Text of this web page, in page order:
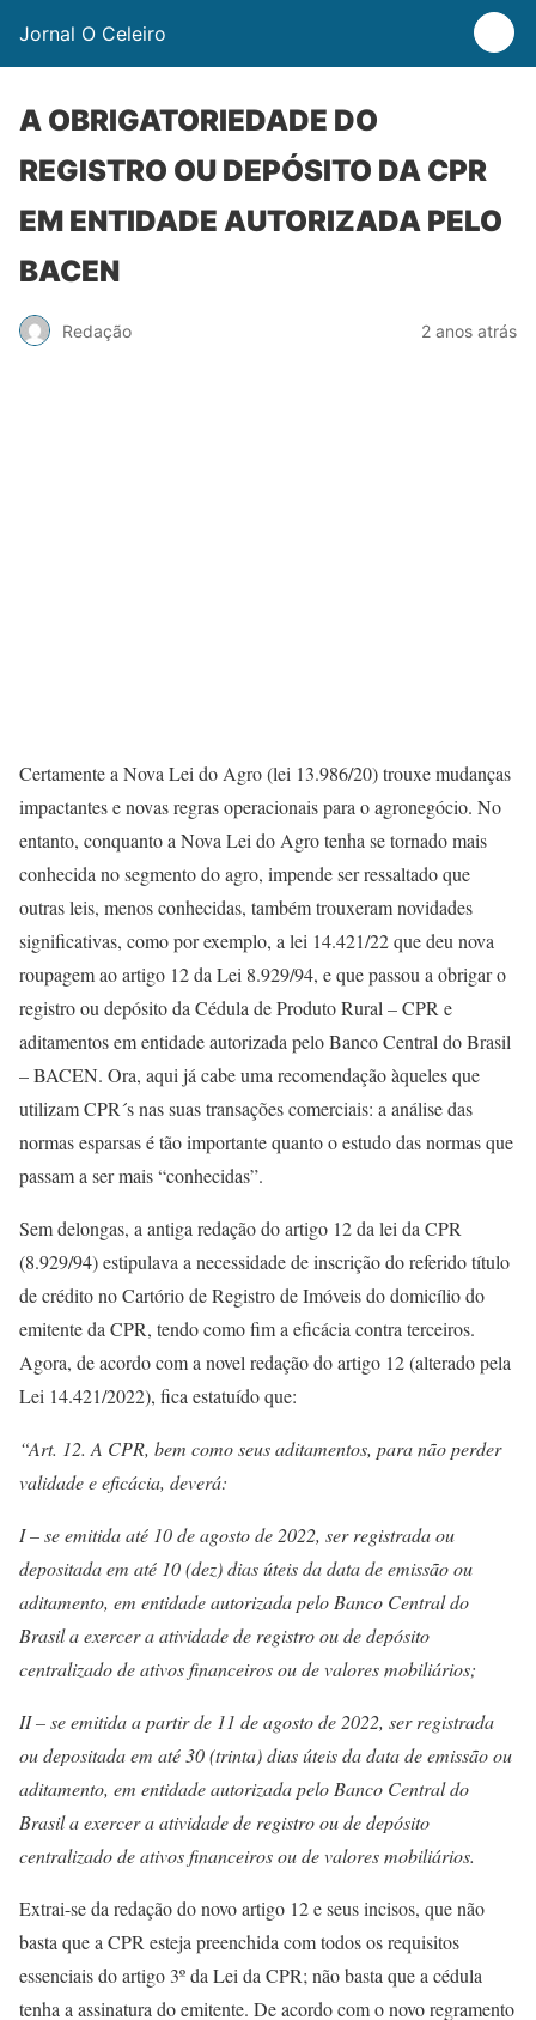
Jornal O Celeiro
A OBRIGATORIEDADE DO
REGISTRO OU DEPÓSITO DA CPR
EM ENTIDADE AUTORIZADA PELO
BACEN
Redação 2 anos atrás
Certamente a Nova Lei do Agro (lei 13.986/20) trouxe mudanças
impactantes e novas regras operacionais para o agronegócio. No
entanto, conquanto a Nova Lei do Agro tenha se tornado mais
conhecida no segmento do agro, impende ser ressaltado que
outras leis, menos conhecidas, também trouxeram novidades
significativas, como por exemplo, a lei 14.421/22 que deu nova
roupagem ao artigo 12 da Lei 8.929/94, e que passou a obrigar o
registro ou depósito da Cédula de Produto Rural – CPR e
aditamentos em entidade autorizada pelo Banco Central do Brasil
– BACEN. Ora, aqui já cabe uma recomendação àqueles que
utilizam CPR´s nas suas transações comerciais: a análise das
normas esparsas é tão importante quanto o estudo das normas que
passam a ser mais “conhecidas”.
Sem delongas, a antiga redação do artigo 12 da lei da CPR
(8.929/94) estipulava a necessidade de inscrição do referido título
de crédito no Cartório de Registro de Imóveis do domicílio do
emitente da CPR, tendo como fim a eficácia contra terceiros.
Agora, de acordo com a novel redação do artigo 12 (alterado pela
Lei 14.421/2022), fica estatuído que:
“Art. 12. A CPR, bem como seus aditamentos, para não perder
validade e eficácia, deverá:
I – se emitida até 10 de agosto de 2022, ser registrada ou
depositada em até 10 (dez) dias úteis da data de emissão ou
aditamento, em entidade autorizada pelo Banco Central do
Brasil a exercer a atividade de registro ou de depósito
centralizado de ativos financeiros ou de valores mobiliários;
II – se emitida a partir de 11 de agosto de 2022, ser registrada
ou depositada em até 30 (trinta) dias úteis da data de emissão ou
aditamento, em entidade autorizada pelo Banco Central do
Brasil a exercer a atividade de registro ou de depósito
centralizado de ativos financeiros ou de valores mobiliários.
Extrai-se da redação do novo artigo 12 e seus incisos, que não
basta que a CPR esteja preenchida com todos os requisitos
essenciais do artigo 3º da Lei da CPR; não basta que a cédula
tenha a assinatura do emitente. De acordo com o novo regramento